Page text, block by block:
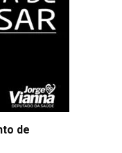
de